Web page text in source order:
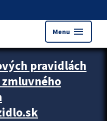
Menu menu
pravidlách